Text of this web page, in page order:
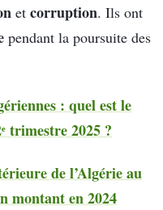
et corruption. Ils ont
pendant la poursuite des
: quel est le
trimestre 2025 ?
de l’Algérie au
montant en 2024